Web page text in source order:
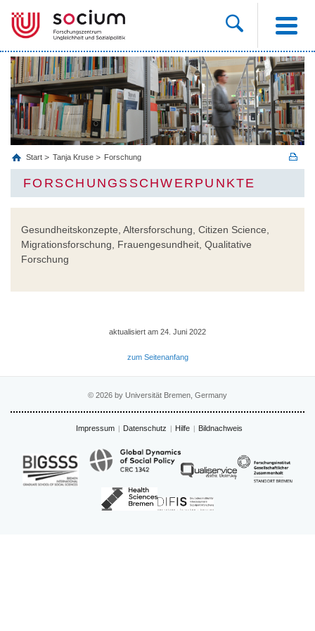
Start Tanja Kruse Forschung
FORSCHUNGSSCHWERPUNKTE
Gesundheitskonzepte, Altersforschung, Citizen Science,
Migrationsforschung, Frauengesundheit, Qualitative
Forschung
aktualisiert am 24. Juni 2022
zum Seitenanfang
© 2026 by Universität Bremen, Germany
Impressum Datenschutz Hilfe Bildnachweis